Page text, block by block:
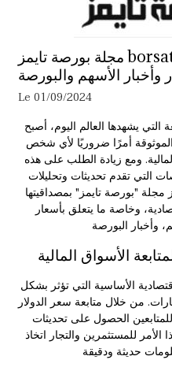
مجلة بورصة تايمز borsatimes: مصدرك الموثوق
وأخبار الأسهم والبورصة
Le 01/09/2024
يشهدها العالم اليوم، أصبح
أمرًا ضروريًا لأي شخص
ومع زيادة الطلب على هذه
التي تقدم تحديثات وتحليلات
"بورصة تايمز" بمصداقيتها
وخاصة ما يتعلق بأسعار
الأسواق المالية
الأساسية التي تؤثر بشكل
من خلال متابعة سعر الدولار
الحصول على تحديثات
للمستثمرين والتجار اتخاذ